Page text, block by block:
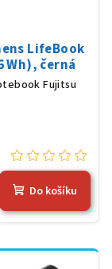
LifeBook
Wh), černá
Fujitsu
Do košíku